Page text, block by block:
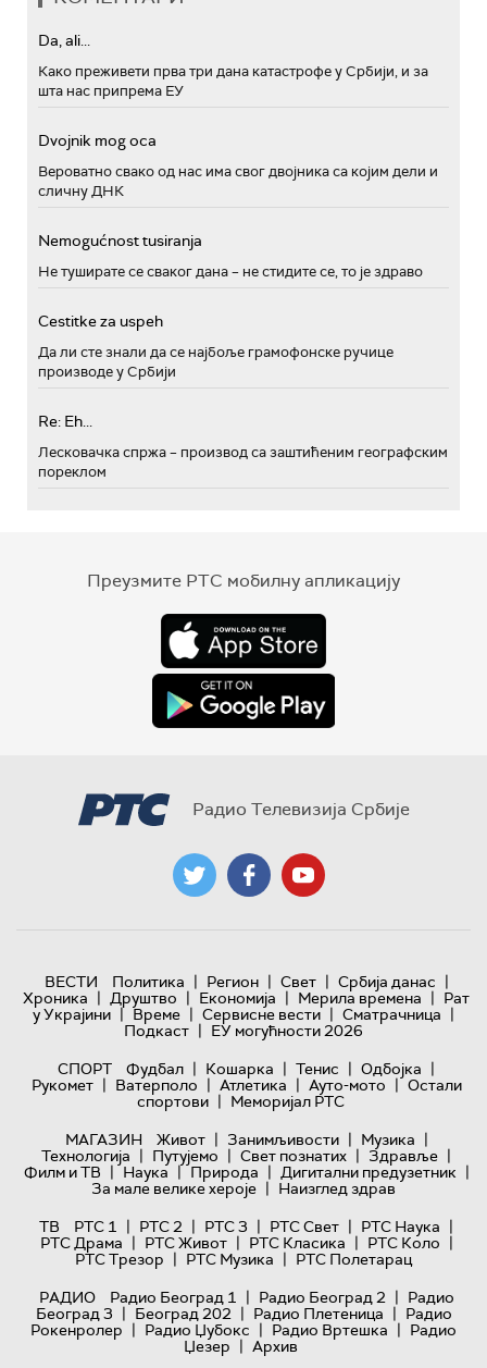
Da, ali...
Како преживети прва три дана катастрофе у Србији, и за
шта нас припрема ЕУ
Dvojnik mog oca
Вероватно свако од нас има свог двојника са којим дели и
сличну ДНК
Nemogućnost tusiranja
Не туширате се сваког дана – не стидите се, то је здраво
Cestitke za uspeh
Да ли сте знали да се најбоље грамофонске ручице
производе у Србији
Re: Eh...
Лесковачка спржа – производ са заштићеним географским
пореклом
Преузмите РТС мобилну апликацију
Радио Телевизија Србије
ВЕСТИ Политика | Регион | Свет | Србија данас |
Хроника | Друштво | Економија | Мерила времена | Рат
у Украјини | Време | Сервисне вести | Сматрачница |
Подкаст | ЕУ могућности 2026
СПОРТ
Фудбал | Кошарка | Тенис | Одбојка |
Рукомет | Ватерполо | Атлетика | Ауто-мото | Остали
спортови | Меморијал РТС
МАГАЗИН
Живот | Занимљивости | Музика |
Технологијa | Путујемо | Свет познатих | Здравље |
Филм и ТВ | Наука | Природа | Дигитални предузетник |
За мале велике хероје | Наизглед здрав
ТВ
РТС 1 | РТС 2 | РТС 3 | РТС Свет | РТС Наука |
РТС Драма | РТС Живот | РТС Класика | РТС Коло |
РТС Трезор | РТС Музика | РТС Полетарац
РАДИО
Радио Београд 1 | Радио Београд 2 | Радио
Београд 3 | Београд 202 | Радио Плетеница | Радио
Рокенролер | Радио Џубокс | Радио Вртешка | Радио
Џезер | Архив